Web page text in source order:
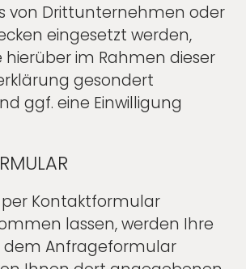
von Drittunternehmen oder
eingesetzt werden,
hierüber im Rahmen dieser
gesondert
ggf. eine Einwilligung
per Kontaktformular
lassen, werden Ihre
dem Anfrageformular